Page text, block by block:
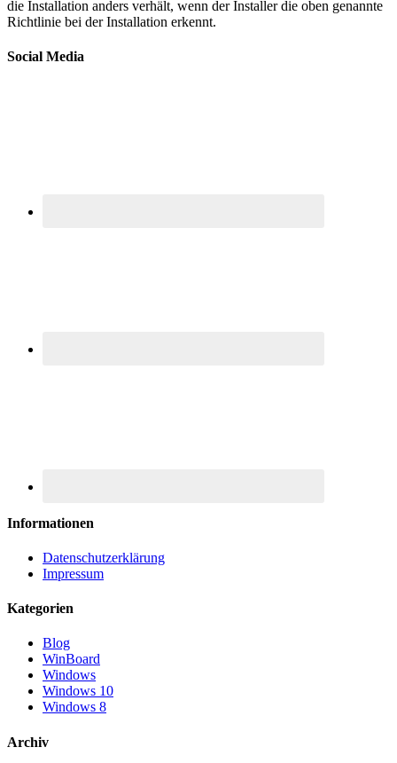
die Installation anders verhält, wenn der Installer die oben genannte
Richtlinie bei der Installation erkennt.
Social Media
Informationen
Datenschutzerklärung
Impressum
Kategorien
Blog
WinBoard
Windows
Windows 10
Windows 8
Archiv